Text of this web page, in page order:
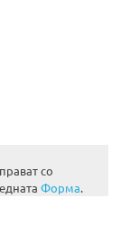
со
Форма.